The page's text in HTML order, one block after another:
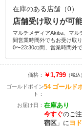
在庫のある店舗（0）
店舗受け取りが可
マルチメディアAkiba、マ
間営業時間外でもお受け取
0〜23:30の間、営業時間外
価格： ￥1,799 （税込
ゴールドポイン
ト：
54 ゴールド
お届け日： 在庫あり
今すぐのご注
宿区 」に ヨ